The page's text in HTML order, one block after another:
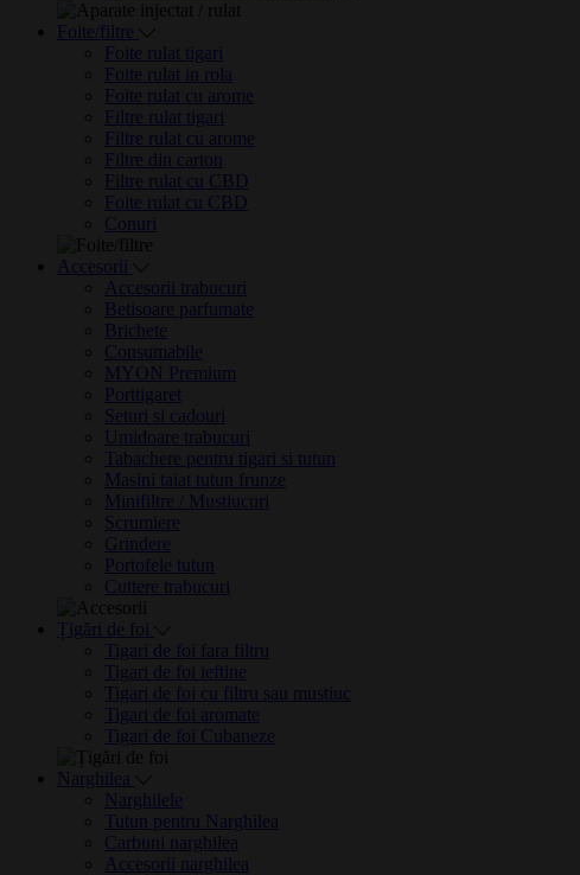
Foite/filtre
Foite rulat tigari
Foite rulat in rola
Foite rulat cu arome
Filtre rulat tigari
Filtre rulat cu arome
Filtre din carton
Filtre rulat cu CBD
Foite rulat cu CBD
Conuri
Accesorii
Accesorii trabucuri
Betisoare parfumate
Brichete
Consumabile
MYON Premium
Porttigaret
Seturi si cadouri
Umidoare trabucuri
Tabachere pentru tigari si tutun
Masini taiat tutun frunze
Minifiltre / Mustiucuri
Scrumiere
Grindere
Portofele tutun
Cuttere trabucuri
Țigări de foi
Tigari de foi fara filtru
Tigari de foi ieftine
Tigari de foi cu filtru sau mustiuc
Tigari de foi aromate
Tigari de foi Cubaneze
Narghilea
Narghilele
Tutun pentru Narghilea
Carbuni narghilea
Accesorii narghilea